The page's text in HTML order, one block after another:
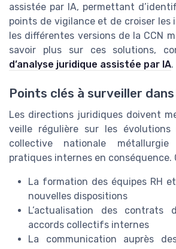
assistée par IA, permettant
points de vigilance et de croiser
les différentes versions de la CCN
savoir plus sur ces solutions,
d’analyse juridique assistée par IA.
Points clés à surveiller
Les directions juridiques doivent
veille régulière sur les
collective nationale
pratiques internes en conséquence.
La formation des équipes RH
nouvelles dispositions
L’actualisation des
accords collectifs internes
La communication auprès